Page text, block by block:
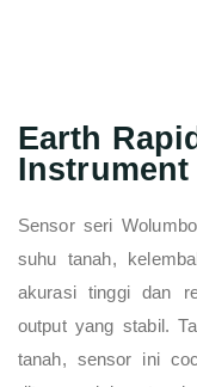
Earth
Instrument
Sensor seri
suhu tanah,
akurasi tinggi dan
output yang stabil.
tanah, sensor ini